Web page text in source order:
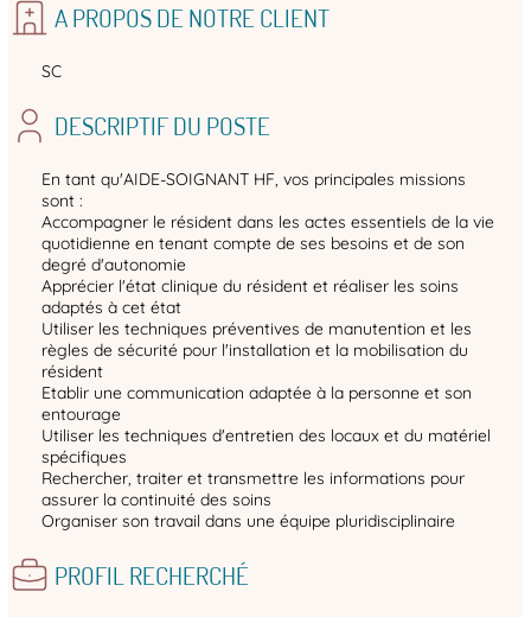
A PROPOS DE NOTRE CLIENT
SC
DESCRIPTIF DU POSTE
En tant qu'AIDE-SOIGNANT HF, vos principales missions
sont :
Accompagner le résident dans les actes essentiels de la vie
quotidienne en tenant compte de ses besoins et de son
degré d'autonomie
Apprécier l'état clinique du résident et réaliser les soins
adaptés à cet état
Utiliser les techniques préventives de manutention et les
règles de sécurité pour l'installation et la mobilisation du
résident
Etablir une communication adaptée à la personne et son
entourage
Utiliser les techniques d'entretien des locaux et du matériel
spécifiques
Rechercher, traiter et transmettre les informations pour
assurer la continuité des soins
Organiser son travail dans une équipe pluridisciplinaire
PROFIL RECHERCHÉ